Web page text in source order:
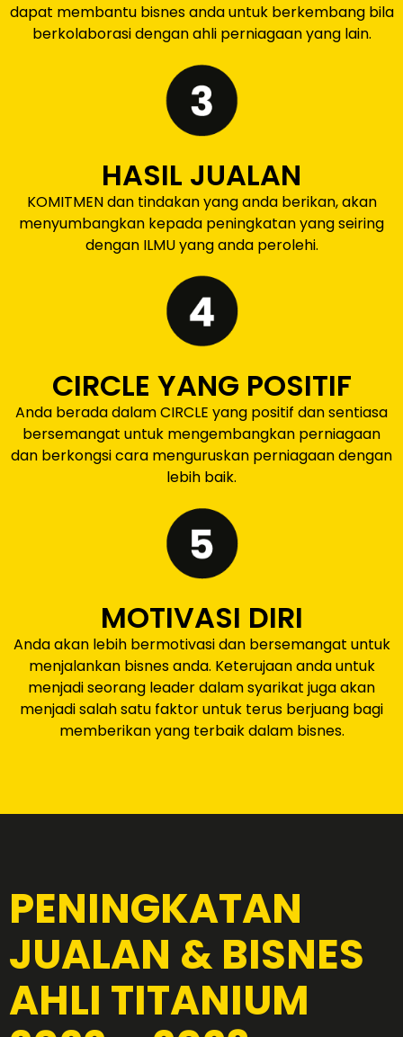
dapat membantu bisnes anda untuk berkembang bila
berkolaborasi dengan ahli perniagaan yang lain.
HASIL JUALAN
KOMITMEN dan tindakan yang anda berikan, akan
menyumbangkan kepada peningkatan yang seiring
dengan ILMU yang anda perolehi.
CIRCLE YANG POSITIF
Anda berada dalam CIRCLE yang positif dan sentiasa
bersemangat untuk mengembangkan perniagaan
dan berkongsi cara menguruskan perniagaan dengan
lebih baik.
MOTIVASI DIRI
Anda akan lebih bermotivasi dan bersemangat untuk
menjalankan bisnes anda. Keterujaan anda untuk
menjadi seorang leader dalam syarikat juga akan
menjadi salah satu faktor untuk terus berjuang bagi
memberikan yang terbaik dalam bisnes.
PENINGKATAN
JUALAN & BISNES
AHLI TITANIUM